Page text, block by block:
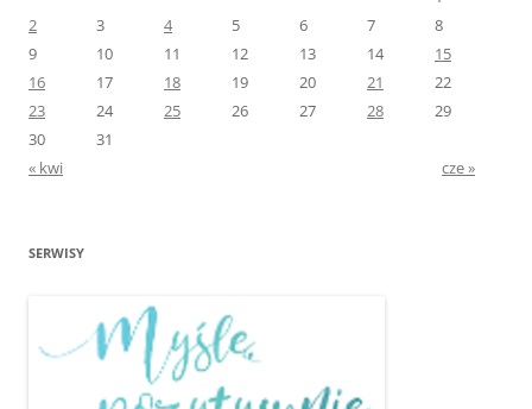
2
3 4 5 6 7
8
9
10 11 12 13 14
15
16
17 18 19 20 21
22
23
24 25 26 27 28
29
30
31
« kwi
cze »
SERWISY